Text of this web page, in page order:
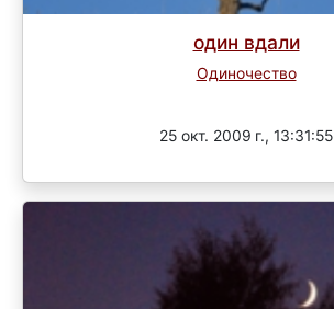
один вдали
Одиночество
25 окт. 2009 г., 13:31:55